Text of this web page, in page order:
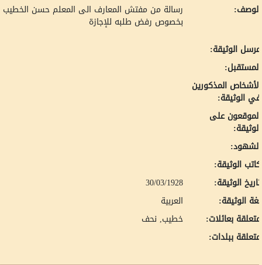
رسالة من مفتش المعارف الى المعلم حسن الخطيب
بخصوص رفض طلبه للإجازة
الوثيقة:
المذكورين
الوثيقة:
على
الوثيقة:
الوثيقة:
30/03/1928
الوثيقة:
العربية
بعائلات:
خطيب, نحف
ببلدات: